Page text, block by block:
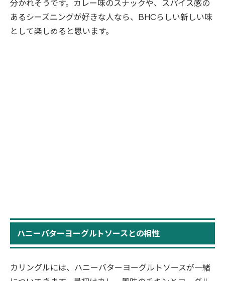
分かれそうです。カレー味のスナックや、スパイス感の
あるシーズニングが好きな人なら、BHCらしい新しい味
として楽しめると思います。
ハニーバターヨーグルトソースとの相性
カリングルには、ハニーバターヨーグルトソースが一緒